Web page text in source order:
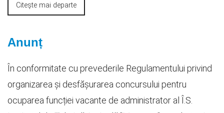
Citește mai departe
Anunț
În conformitate cu prevederile Regulamentului privind
organizarea și desfășurarea concursului pentru
ocuparea funcției vacante de administrator al Î.S.